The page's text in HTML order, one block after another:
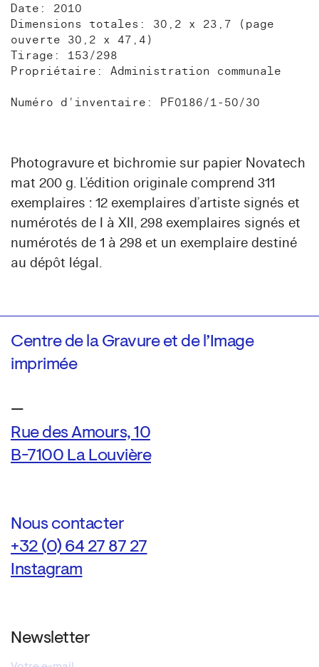
Date: 2010
Dimensions totales: 30,2 x 23,7 (page
ouverte 30,2 x 47,4)
Tirage: 153/298
Propriétaire: Administration communale
Numéro d'inventaire: PF0186/1-50/30
Photogravure et bichromie sur papier Novatech
mat 200 g. L’édition originale comprend 311
exemplaires : 12 exemplaires d’artiste signés et
numérotés de I à XII, 298 exemplaires signés et
numérotés de 1 à 298 et un exemplaire destiné
au dépôt légal.
Centre de la Gravure et de l’Image
imprimée
—
Rue des Amours, 10
B-7100 La Louvière
Nous contacter
+32 (0) 64 27 87 27
Instagram
Newsletter